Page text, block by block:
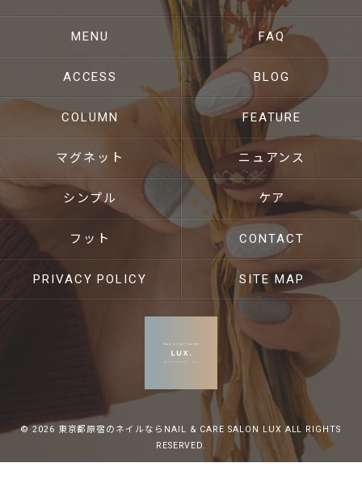
MENU FAQ
ACCESS BLOG
COLUMN FEATURE
マグネット ニュアンス
シンプル ケア
フット CONTACT
PRIVACY POLICY SITE MAP
© 2026 東京都原宿のネイルならNAIL & CARE SALON LUX ALL RIGHTS
RESERVED.